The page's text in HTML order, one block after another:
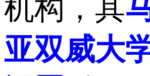
机构，其
亚双威大